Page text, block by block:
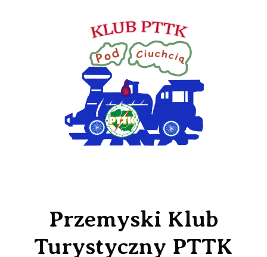
Przemyski Klub
Turystyczny PTTK